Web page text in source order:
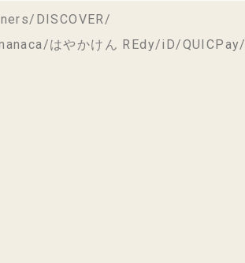
DISCOVER/
はやかけん REdy/iD/QUICPay/